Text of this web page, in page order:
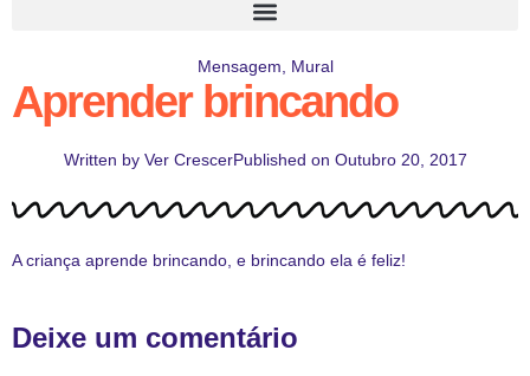
Mensagem Mural
Aprender brincando
Written byVer CrescerPublished on Outubro 20, 2017
A criança aprende brincando, e brincando ela é feliz!
Deixe um comentário